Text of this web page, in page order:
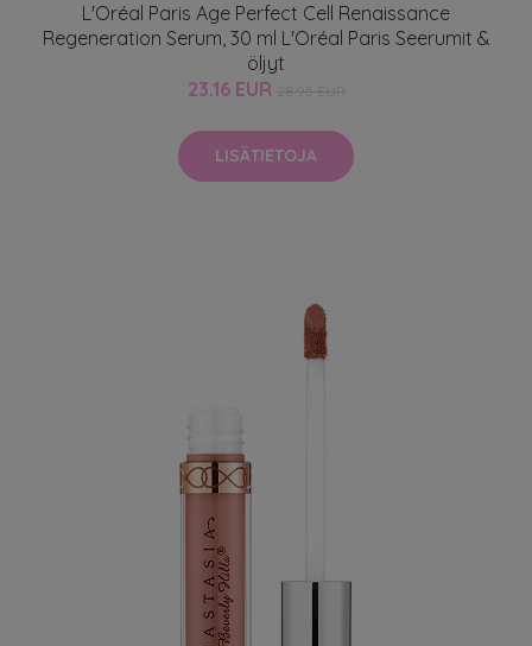
L'Oréal Paris Age Perfect Cell Renaissance
Regeneration Serum, 30 ml L'Oréal Paris Seerumit &
öljyt
23.16 EUR
LISÄTIETOJA